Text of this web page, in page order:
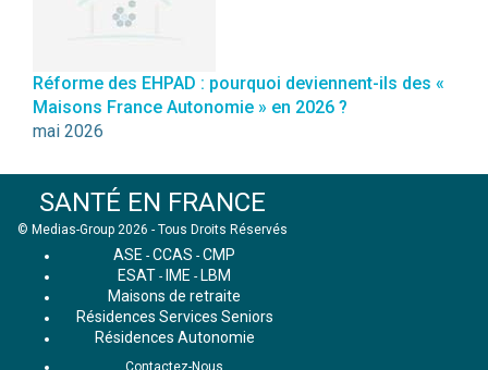
Réforme des EHPAD : pourquoi deviennent-ils des «
Maisons France Autonomie » en 2026 ?
mai 2026
SANTÉ EN FRANCE
© Medias-Group 2026 - Tous Droits Réservés
ASE - CCAS - CMP
ESAT - IME - LBM
Maisons de retraite
Résidences Services Seniors
Résidences Autonomie
Contactez-Nous